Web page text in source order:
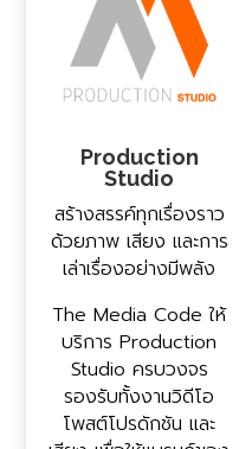
Production
Studio
สร้างสรรค์ทุกเรื่องราว
ด้วยภาพ เสียง และการ
เล่าเรื่องอย่างมีพลัง
The Media Code ให้
บริการ Production
Studio ครบวงจร
รองรับทั้งงานวิดีโอ
โพสต์โปรดักชัน และ